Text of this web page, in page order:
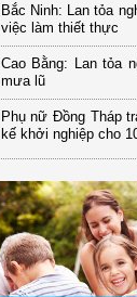
Bắc Ninh: Lan tỏa
việc làm thiết thực
Cao Bằng: Lan tỏa
mưa lũ
Phụ nữ Đồng Tháp
kế khởi nghiệp cho